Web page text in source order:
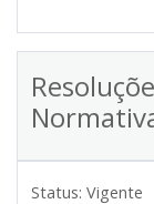
Status: Vigente